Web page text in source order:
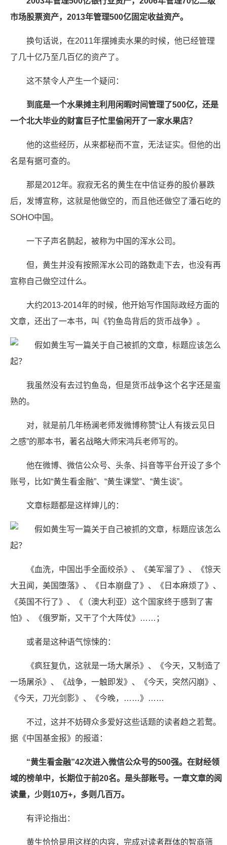
市场股票资产，2013年管理500亿固定收益资产。
换句话说，在2011年摆摊卖水果的时候，他已经管理
了几十亿乃至几百亿的资产了。
这不禁令人产生一个疑问：
到底是一个水果摊主利用闲暇时间管理了500亿，还是
一个北大毕业的财富巨子忙里偷闲开了一家水果店？
他的这些经历，从来都秘而不宣，无法证实。但他的出
名是有据可查的。
那是2012年。寂寂无名的黄生在中信证券的股价暴跌
后，发博宣称，这就是他做空的，而且他还做空了潘石屹的
SOHO中国。
一下子声名鹊起，被称为中国的浑水公司。
但，黄生并没有按照浑水公司的路数走下去，也没有再
宣称自己做空过什么。
大约2013-2014年的时候，他开始写作国际政经方面的
文章，还出了一本书，叫《钓鱼岛背后的货币战争》。
我虽然没有去过钓鱼岛，但是货币战争这个名字还是蛮
熟的。
对，就是前几年杨澜老师发微博称赞“让人有拨云见日
之感”的那本书，著名战略大师宋鸿兵老师写的。
他在微博、微信公众号、头条、抖音等平台开设了多个
账号，比如“黄生看金融”、“黄生课堂”、“黄生谈”。
文章标题都是这样婶儿的：
《血洗，中国出手全面绞杀》、《美军溜了》、《惊天
大丑闻，美国堕落》、《日本崩盘了》、《日本麻烦了》、
《英国不行了》、《（澳大利亚）这个国家终于感到了害
怕》、《俄罗斯，又干了个大阵仗》……；
或者是这种语气惊悚的：
《疯狂复仇，这就是一场大屠杀》、《今天，又制造了
一场屠杀》、《战争，一触即发》、《今天，突然闪崩》、
《今天，刀光剑影》、《今晚，……》……
不过，这并不妨碍众多爱好这些话题的读者趋之若鹜。
据《中国基金报》的报道：
“黄生看金融”42次进入微信公众号的500强。在财经领
域的榜单中，长期位于前20名。是头部账号。一章文章的阅
读量，少则10万+，多则几百万。
有评论指出：
黄生恰恰是用这样的内容，完成对读者群体的智商筛